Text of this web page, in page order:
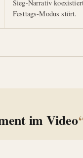
Sieg-Narrativ
Festtags-Modus stört.
im Video